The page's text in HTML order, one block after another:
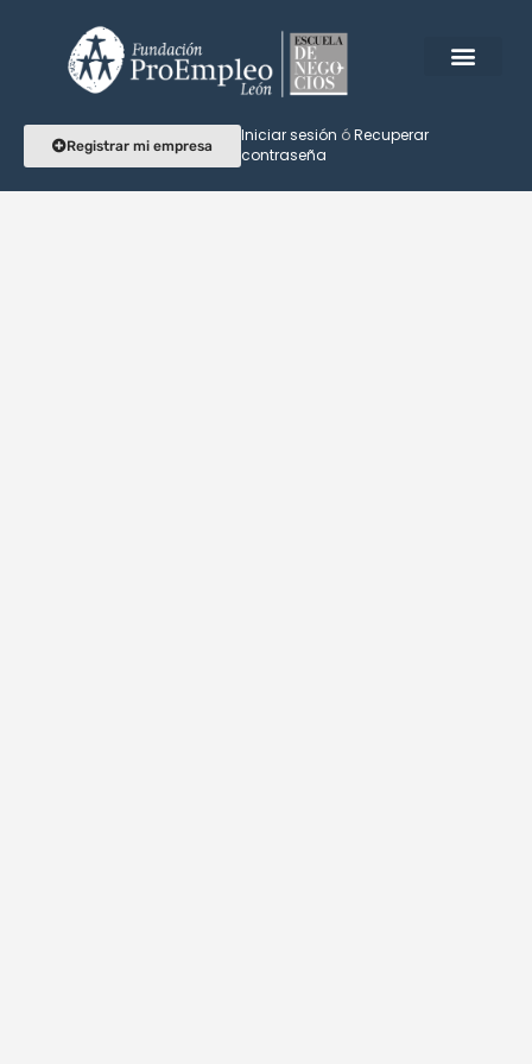
Registrar mi empresa
Iniciar sesión óRecuperar
contraseña